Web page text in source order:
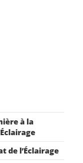
à la
de l’Éclairage